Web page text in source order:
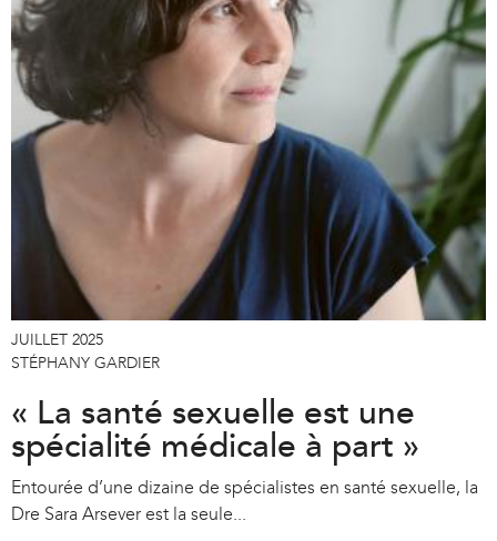
r
a
l
JUILLET 2025
STÉPHANY GARDIER
« La santé sexuelle est une
spécialité médicale à part »
Entourée d’une dizaine de spécialistes en santé sexuelle, la
Dre Sara Arsever est la seule...